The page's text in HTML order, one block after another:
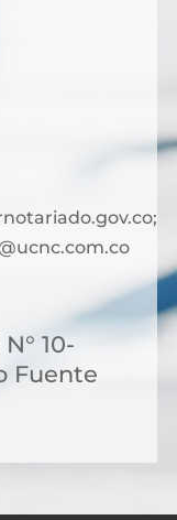
10-
Fuente